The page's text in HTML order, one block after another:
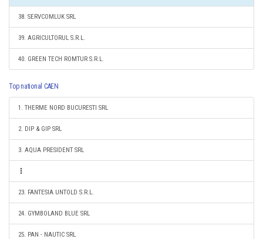
38. SERVCOMLUK SRL
39. AGRICULTORUL S.R.L.
40. GREEN TECH ROMTUR S.R.L.
Top national CAEN
1. THERME NORD BUCURESTI SRL
2. DIP & GIP SRL
3. AQUA PRESIDENT SRL
23. FANTESIA UNTOLD S.R.L.
24. GYMBOLAND BLUE SRL
25. PAN - NAUTIC SRL